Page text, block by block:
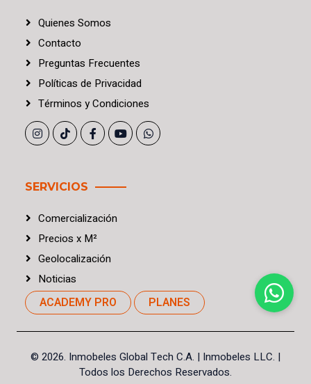
Quienes Somos
Contacto
Preguntas Frecuentes
Políticas de Privacidad
Términos yCondiciones
SERVICIOS
Comercialización
Precios x M²
Geolocalización
Noticias
ACADEMY PRO PLANES
© 2026. Inmobeles Global Tech C.A. | Inmobeles LLC. |
Todos los Derechos Reservados.